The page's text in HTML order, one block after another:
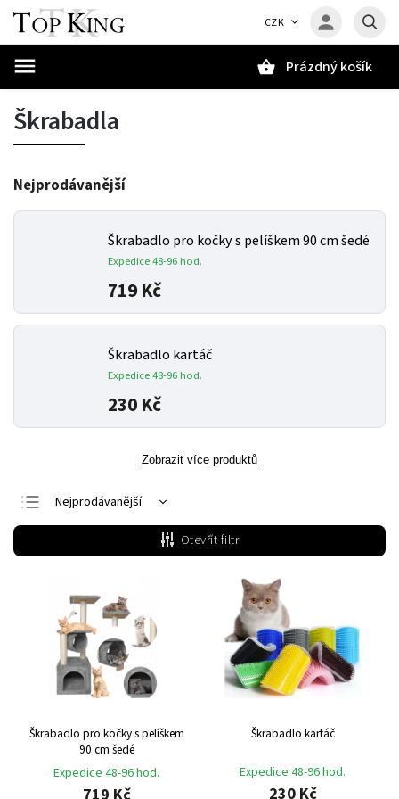
CZK
Prázdný košík
Škrabadla
Nejprodávanější
Škrabadlo pro kočky s pelíškem 90 cm šedé
Expedice 48-96 hod.
719 Kč
Škrabadlo kartáč
Expedice 48-96 hod.
230 Kč
Zobrazit více produktů
Nejprodávanější
Nejlevnější
Nejdražší
Otevřít filtr
Škrabadlo pro kočky s pelíškem
90 cm šedé
Expedice 48-96 hod.
719 Kč
Škrabadlo kartáč
Expedice 48-96 hod.
230 Kč